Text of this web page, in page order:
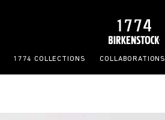
1774 COLLECTIONS COLLABORATIONS